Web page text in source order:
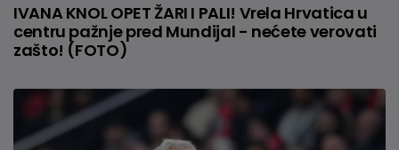
IVANA KNOL OPET ŽARI I PALI! Vrela Hrvatica u
centru pažnje pred Mundijal - nećete verovati
zašto! (FOTO)